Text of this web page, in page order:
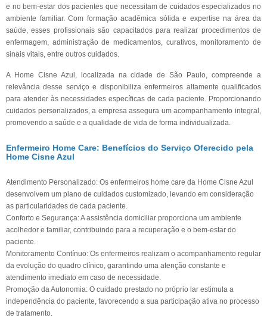
e no bem-estar dos pacientes que necessitam de cuidados especializados no
ambiente familiar. Com formação acadêmica sólida e expertise na área da
saúde, esses profissionais são capacitados para realizar procedimentos de
enfermagem, administração de medicamentos, curativos, monitoramento de
sinais vitais, entre outros cuidados.
A Home Cisne Azul, localizada na cidade de São Paulo, compreende a
relevância desse serviço e disponibiliza enfermeiros altamente qualificados
para atender às necessidades específicas de cada paciente. Proporcionando
cuidados personalizados, a empresa assegura um acompanhamento integral,
promovendo a saúde e a qualidade de vida de forma individualizada.
Enfermeiro Home Care: Benefícios do Serviço Oferecido pela
Home Cisne Azul
Atendimento Personalizado: Os enfermeiros home care da Home Cisne Azul
desenvolvem um plano de cuidados customizado, levando em consideração
as particularidades de cada paciente.
Conforto e Segurança: A assistência domiciliar proporciona um ambiente
acolhedor e familiar, contribuindo para a recuperação e o bem-estar do
paciente.
Monitoramento Contínuo: Os enfermeiros realizam o acompanhamento regular
da evolução do quadro clínico, garantindo uma atenção constante e
atendimento imediato em caso de necessidade.
Promoção da Autonomia: O cuidado prestado no próprio lar estimula a
independência do paciente, favorecendo a sua participação ativa no processo
de tratamento.